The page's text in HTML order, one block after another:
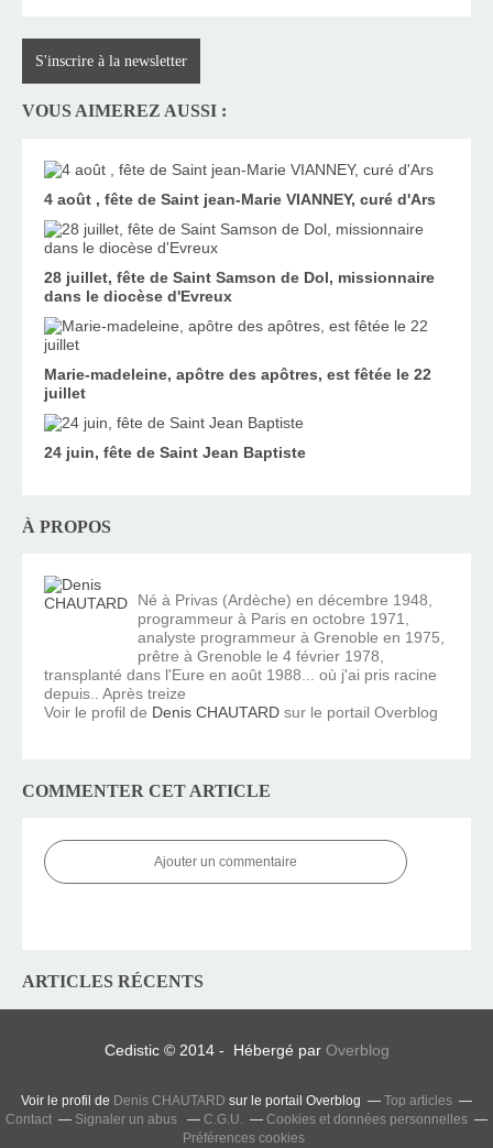
S'inscrire à la newsletter
VOUS AIMEREZ AUSSI :
4 août , fête de Saint jean-Marie VIANNEY, curé d'Ars
28 juillet, fête de Saint Samson de Dol, missionnaire
dans le diocèse d'Evreux
Marie-madeleine, apôtre des apôtres, est fêtée le 22
juillet
24 juin, fête de Saint Jean Baptiste
À PROPOS
Né à Privas (Ardèche) en décembre 1948,
programmeur à Paris en octobre 1971,
analyste programmeur à Grenoble en 1975,
prêtre à Grenoble le 4 février 1978,
transplanté dans l'Eure en août 1988... où j'ai pris racine
depuis.. Après treize
Voir le profil de Denis CHAUTARD sur le portail Overblog
COMMENTER CET ARTICLE
Ajouter un commentaire
ARTICLES RÉCENTS
Cedistic © 2014 - Hébergé par Overblog
Voir le profil de Denis CHAUTARD sur le portail Overblog
Top articles
Contact
Signaler un abus C.G.U.
Cookies et données personnelles
Préférences cookies